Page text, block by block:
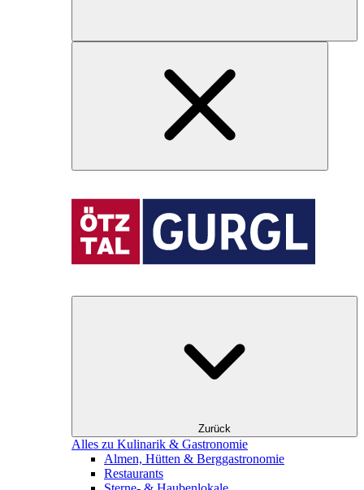
Zurück
Alles zu Kulinarik & Gastronomie
Almen, Hütten & Berggastronomie
Restaurants